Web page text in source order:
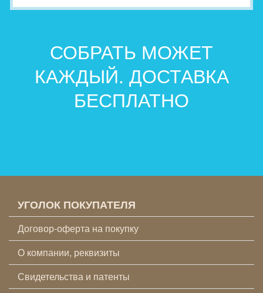
СОБРАТЬ МОЖЕТ
КАЖДЫЙ. ДОСТАВКА
БЕСПЛАТНО
УГОЛОК ПОКУПАТЕЛЯ
Договор-оферта на покупку
О компании, реквизиты
Свидетельства и патенты